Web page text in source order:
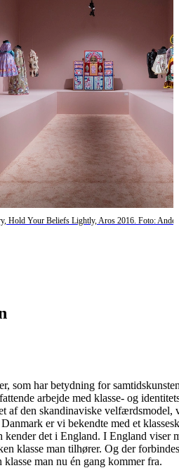
Hold Your Beliefs Lightly, Aros 2016. Foto:
som har betydning for
arbejde med klasse- og
af den skandinaviske velfærdsmodel,
er vi bekendte med et
kender det i England. I England viser
klasse man tilhører. Og der
man nu én gang kommer fra.